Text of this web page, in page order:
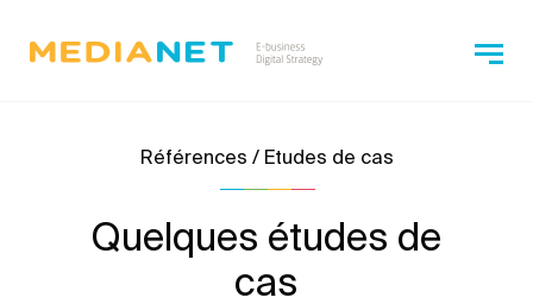
Références / Etudes de cas
Quelques études de
cas